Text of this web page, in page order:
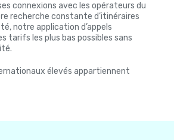
connexions avec les opérateurs du
recherche constante d’itinéraires
notre application d’appels
tarifs les plus bas possibles sans
élevés appartiennent